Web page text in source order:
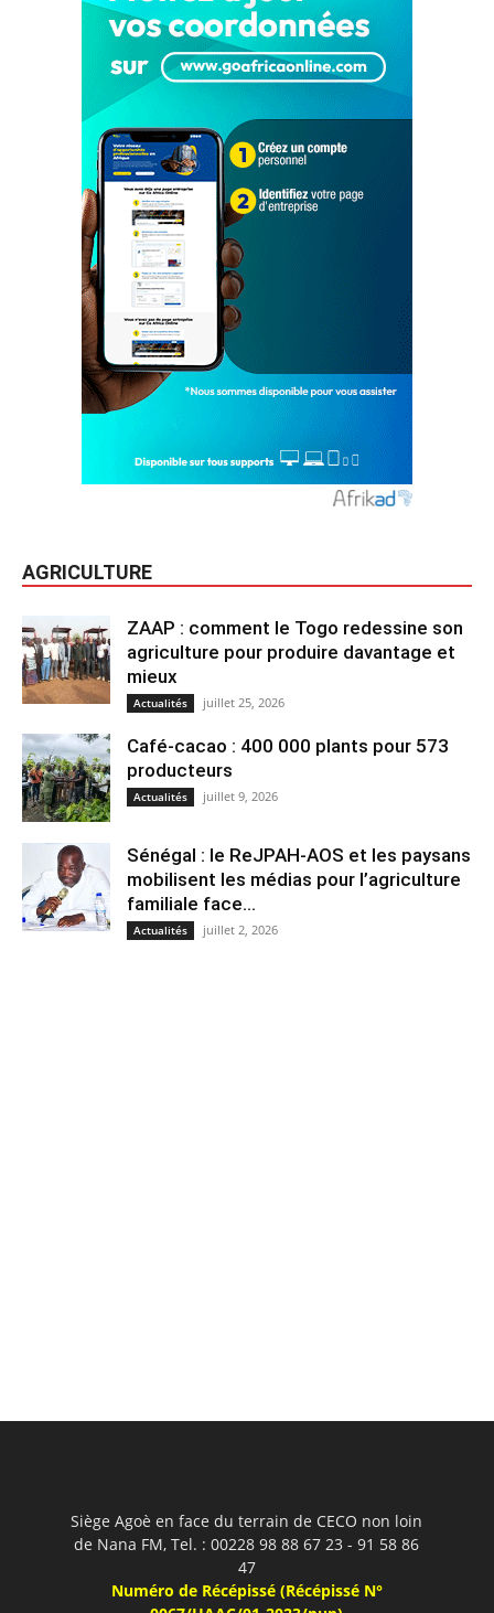
AGRICULTURE
ZAAP : comment le Togo redessine son
agriculture pour produire davantage et
mieux
Actualités juillet 25, 2026
Café-cacao : 400 000 plants pour 573
producteurs
Actualités juillet 9, 2026
Sénégal : le ReJPAH-AOS et les paysans
mobilisent les médias pour l’agriculture
familiale face...
Actualités juillet 2, 2026
Siège Agoè en face du terrain de CECO non loin
de Nana FM, Tel. : 00228 98 88 67 23 - 91 58 86
47
Numéro de Récépissé (Récépissé N°